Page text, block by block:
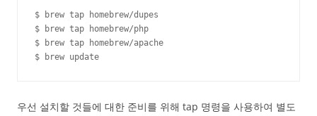
$ brew tap homebrew/dupes
$ brew tap homebrew/php
$ brew tap homebrew/apache
$ brew update
우선 설치할 것들에 대한 준비를 위해 tap 명령을 사용하여 별도